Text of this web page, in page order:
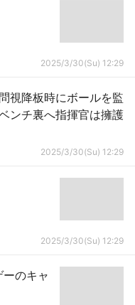
2025/3/30(Su) 12:29
視降板時にボールを監
ンチ裏へ指揮官は擁護
2025/3/30(Su) 12:29
2025/3/30(Su) 12:29
ーのキャ